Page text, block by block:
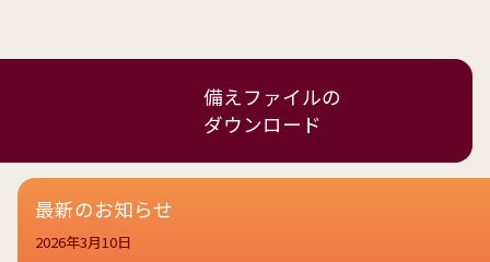
備えファイルの
ダウンロード
最新のお知らせ
2026年3月10日